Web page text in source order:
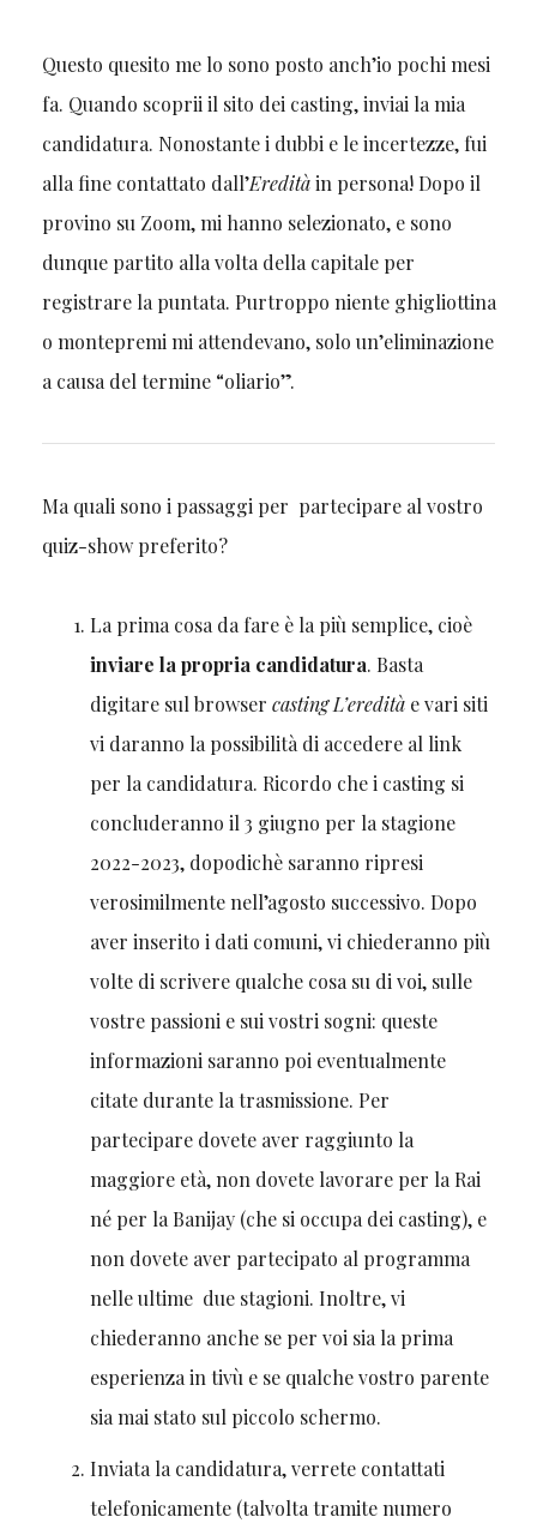
Questo quesito me lo sono posto anch’io pochi mesi
fa. Quando scoprii il sito dei casting, inviai la mia
candidatura. Nonostante i dubbi e le incertezze, fui
alla fine contattato dall’Ereditàin persona! Dopo il
provino su Zoom, mi hanno selezionato, e sono
dunque partito alla volta della capitale per
registrare la puntata. Purtroppo niente ghigliottina
o montepremi mi attendevano, solo un’eliminazione
a causa del termine “oliario”.
Ma quali sono i passaggi per partecipare al vostro
quiz-show preferito?
La prima cosa da fare è la più semplice, cioè
inviare la propria candidatura. Basta
digitare sul browser casting L’eredità e vari siti
vi daranno la possibilità di accedere al link
per la candidatura. Ricordo che i casting si
concluderanno il 3 giugno per la stagione
2022-2023, dopodichè saranno ripresi
verosimilmente nell’agosto successivo. Dopo
aver inserito i dati comuni, vi chiederanno più
volte di scrivere qualche cosa su di voi, sulle
vostre passioni e sui vostri sogni: queste
informazioni saranno poi eventualmente
citate durante la trasmissione. Per
partecipare dovete aver raggiunto la
maggiore età, non dovete lavorare per la Rai
né per la Banijay (che si occupa dei casting), e
non dovete aver partecipato al programma
nelle ultime due stagioni. Inoltre, vi
chiederanno anche se per voi sia la prima
esperienza in tivù e se qualche vostro parente
sia mai stato sul piccolo schermo.
Inviata la candidatura, verrete contattati
telefonicamente (talvolta tramite numero